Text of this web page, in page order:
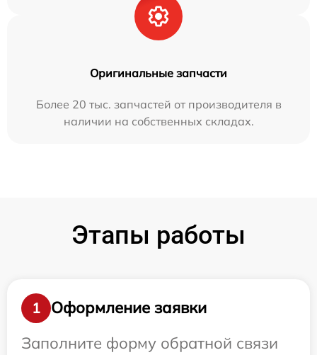
Оригинальные запчасти
Более 20 тыс. запчастей от производителя в
наличии на собственных складах.
Этапы работы
1
Оформление заявки
Заполните форму обратной связи